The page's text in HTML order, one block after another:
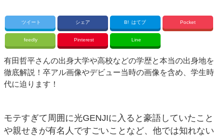
ツイート シェア B! はてブ Pocket
feedly Pinterest Line
有田哲平さんの出身大学や高校などの学歴と本当の出身地を
徹底解説！卒アル画像やデビュー当時の画像を含め、学生時
代に迫ります！
モテすぎて周囲に光GENJIに入ると豪語していたこと
や親せきが有名人ですごいことなど、他では知れない